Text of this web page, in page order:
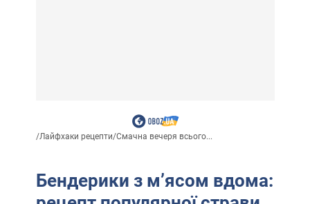
/Лайфхаки рецепти/Смачна вечеря всього...
Бендерики з м’ясом вдома: